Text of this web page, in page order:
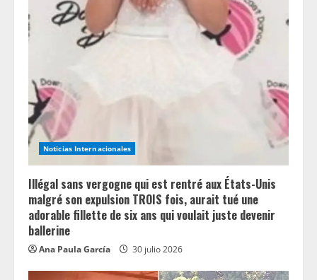
Noticias Internacionales
Illégal sans vergogne qui est rentré aux États-Unis
malgré son expulsion TROIS fois, aurait tué une
adorable fillette de six ans qui voulait juste devenir
ballerine
Ana Paula García 30 julio 2026